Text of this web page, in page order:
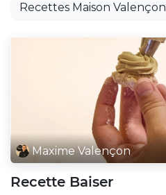
Recettes Maison Valençon
Maxime Valençon
Recette Baiser